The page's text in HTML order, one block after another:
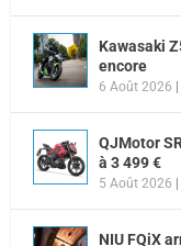
Kawasaki
encore
6 Août 2026
QJMotor
à 3 499 €
5 Août 2026
NIU FQiX